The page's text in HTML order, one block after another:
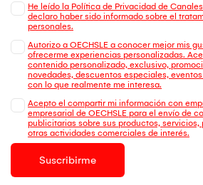
He leído la Política de Privacidad de
declaro haber sido informado sobre el
personales.
Autorizo a OECHSLE a conocer mejor mis
ofrecerme experiencias personalizadas.
contenido personalizado, exclusivo,
novedades, descuentos especiales,
con lo que realmente me interesa.
Acepto el compartir mi información con
empresarial de OECHSLE para el envío de
publicitarias sobre sus productos, servicios,
otras actividades comerciales de interés.
Suscribirme